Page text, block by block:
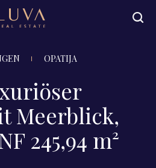
OPATIJA
Meerblick,
245,94 m²